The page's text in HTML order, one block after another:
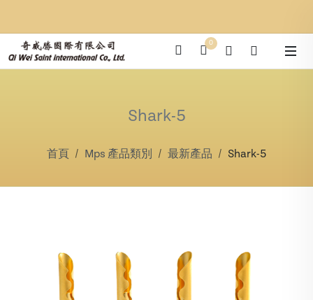
0
Shark-5
首頁 Mps 產品類別 最新產品 Shark-5